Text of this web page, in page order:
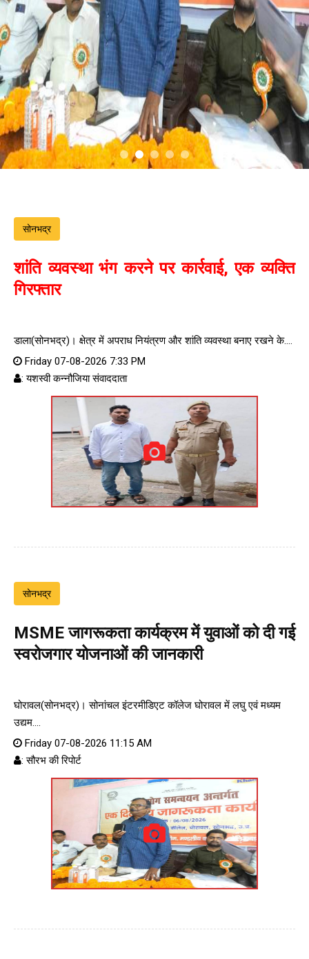
सोनभद्र
शांति व्यवस्था भंग करने पर कार्रवाई, एक व्यक्ति
गिरफ्तार
डाला(सोनभद्र)। क्षेत्र में अपराध नियंत्रण और शांति व्यवस्था बनाए रखने के....
Friday 07-08-2026 7:33 PM
: यशस्वी कन्नौजिया संवाददाता
सोनभद्र
MSME जागरूकता कार्यक्रम में युवाओं को दी गई
स्वरोजगार योजनाओं की जानकारी
घोरावल(सोनभद्र)। सोनांचल इंटरमीडिएट कॉलेज घोरावल में लघु एवं मध्यम
उद्यम....
Friday 07-08-2026 11:15 AM
: सौरभ की रिपोर्ट